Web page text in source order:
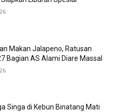
Makan Jalapeno, Ratusan
Bagian AS Alami Diare Massal
Singa di Kebun Binatang Mati